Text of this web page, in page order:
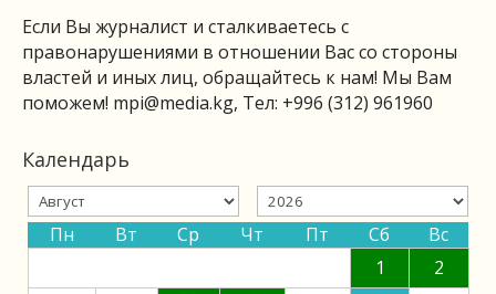
Если Вы журналист и сталкиваетесь с
правонарушениями в отношении Вас со стороны
властей и иных лиц, обращайтесь к нам! Мы Вам
поможем! mpi@media.kg, Тел: +996 (312) 961960
Календарь
Пн Вт Ср Чт Пт Сб
Вс
1
2